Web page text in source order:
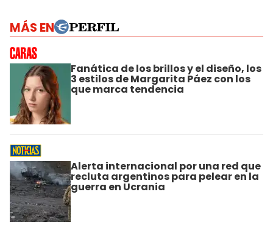
MÁS EN
Fanática de los brillos y el diseño, los
3 estilos de Margarita Páez con los
que marca tendencia
Alerta internacional por una red que
recluta argentinos para pelear en la
guerra en Ucrania